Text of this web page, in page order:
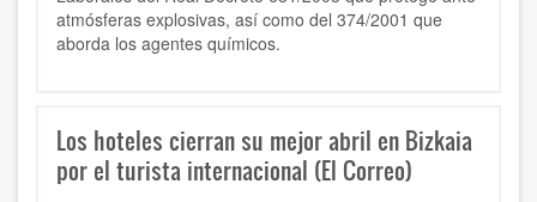
atmósferas explosivas, así como del 374/2001 que
aborda los agentes químicos.
Los hoteles cierran su mejor abril en Bizkaia
por el turista internacional (El Correo)